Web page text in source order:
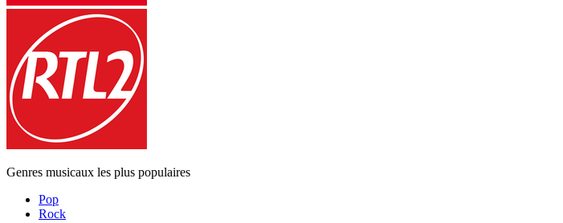
Genres musicaux les plus populaires
Pop
Rock